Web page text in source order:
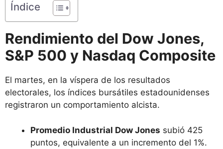
Índice
Rendimiento del Dow Jones,
S&P 500 y Nasdaq Composite
El martes, en la víspera de los resultados
electorales, los índices bursátiles estadounidenses
registraron un comportamiento alcista.
Promedio Industrial Dow Jones subió 425
puntos, equivalente a un incremento del 1%.